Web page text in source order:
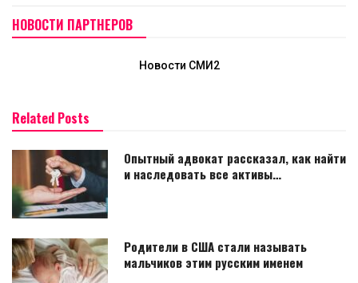
НОВОСТИ ПАРТНЕРОВ
Новости СМИ2
Related Posts
Опытный адвокат рассказал, как найти
и наследовать все активы…
Родители в США стали называть
мальчиков этим русским именем